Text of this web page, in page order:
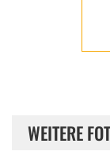
WEITERE